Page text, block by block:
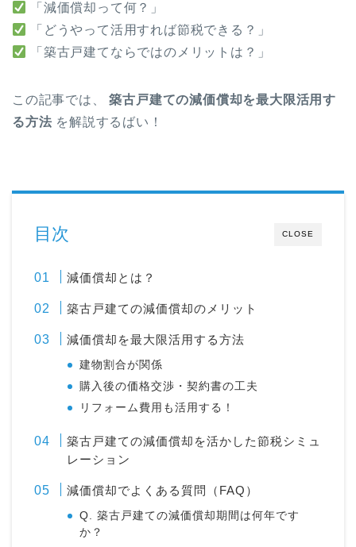
「減価償却って何？」
「どうやって活用すれば節税できる？」
「築古戸建てならではのメリットは？」
この記事では、築古戸建ての減価償却を最大限活用す
る方法 を解説するばい！
CLOSE
目次
減価償却とは？
築古戸建ての減価償却のメリット
減価償却を最大限活用する方法
建物割合が関係
購入後の価格交渉・契約書の工夫
リフォーム費用も活用する！
築古戸建ての減価償却を活かした節税シミュ
レーション
減価償却でよくある質問（FAQ）
Q. 築古戸建ての減価償却期間は何年です
か？